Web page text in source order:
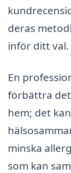
deras
inför ditt val.
En
förbättra
hem; det
minska
som kan